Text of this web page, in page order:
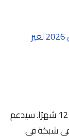
إيطاليا تفتح أبوابها لعقود العمل 2026 لغير
سيُتيح المشروع لمتطوع واحد العمل لمدة 12 شهرًا. سيدعم
في شبكة في